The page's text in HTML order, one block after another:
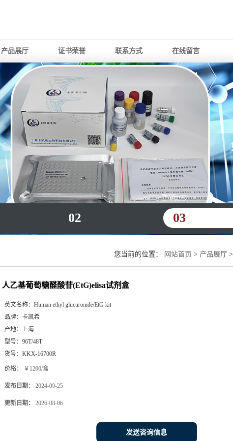
产品展厅 证书荣誉 联系方式 在线留言
02 03
您当前的位置： 网站首页 > 产品展厅 >
人乙基葡萄糖醛酸苷(EtG)elisa试剂盒
英文名称： Human ethyl glucuronide/EtG kit
品牌： 卡凯希
产地： 上海
型号： 96T/48T
货号： KKX-16700R
价格： ￥1200/盒
发布日期： 2024-09-25
更新日期： 2026-08-06
发送咨询信息